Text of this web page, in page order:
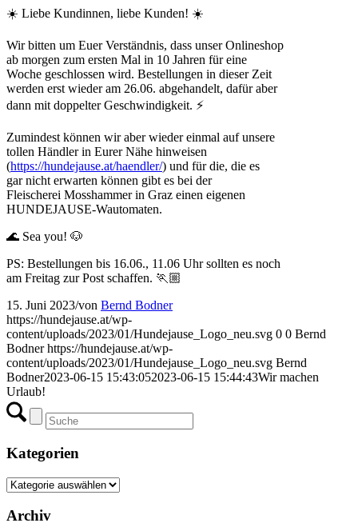
☀️ Liebe Kundinnen, liebe Kunden! ☀️
Wir bitten um Euer Verständnis, dass unser Onlineshop
ab morgen zum ersten Mal in 10 Jahren für eine
Woche geschlossen wird. Bestellungen in dieser Zeit
werden erst wieder am 26.06. abgehandelt, dafür aber
dann mit doppelter Geschwindigkeit. ⚡
Zumindest können wir aber wieder einmal auf unsere
tollen Händler in Eurer Nähe hinweisen
(https://hundejause.at/haendler/) und für die, die es
gar nicht erwarten können gibt es bei der
Fleischerei Mosshammer in Graz einen eigenen
HUNDEJAUSE-Wautomaten.
🌊 Sea you! 🐶
PS: Bestellungen bis 16.06., 11.06 Uhr sollten es noch
am Freitag zur Post schaffen. 🏃🏼
15. Juni 2023/von Bernd Bodner
https://hundejause.at/wp-
content/uploads/2023/01/Hundejause_Logo_neu.svg 0 0 Bernd
Bodner https://hundejause.at/wp-
content/uploads/2023/01/Hundejause_Logo_neu.svg Bernd
Bodner2023-06-15 15:43:052023-06-15 15:44:43Wir machen
Urlaub!
Kategorien
Kategorien
Archiv